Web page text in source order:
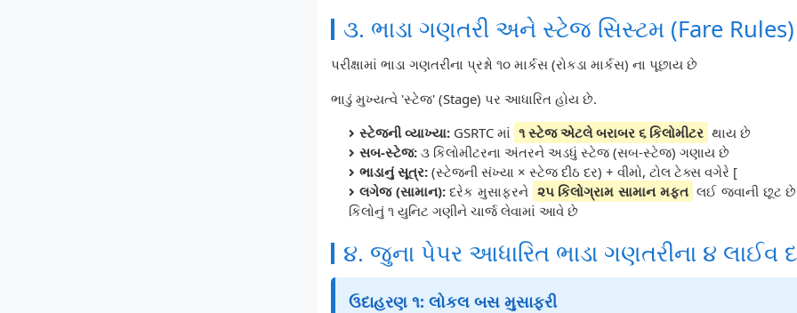
૩. ભાડા ગણતરી અને સ્ટેજ સિસ્ટમ (Fare Rules)
પરીક્ષામાં ભાડા ગણતરીના પ્રશ્નો ૧૦ માર્કસ (રોકડા માર્કસ) ના પૂછાય છે
ભાડું મુખ્યત્વે 'સ્ટેજ' (Stage) પર આધારિત હોય છે.
સ્ટેજની વ્યાખ્યા: GSRTC માં ૧ સ્ટેજ એટલે બરાબર ૬ કિલોમીટર થાય છે
સબ-સ્ટેજ: ૩ કિલોમીટરના અંતરને અડધું સ્ટેજ (સબ-સ્ટેજ) ગણાય છે
ભાડાનું સૂત્ર: (સ્ટેજની સંખ્યા × સ્ટેજ દીઠ દર) + વીમો, ટોલ ટેક્સ વગેરે [
લગેજ (સામાન):દરેક મુસાફરને ૨૫ કિલોગ્રામ સામાન મફત લઈ જવાની છૂટ
કિલોનું ૧ યુનિટ ગણીને ચાર્જ લેવામાં આવે છે
૪. જુના પેપર આધારિત ભાડા ગણતરીના ૪ લાઈવ
ઉદાહરણ ૧: લોકલ બસ મુસાફરી